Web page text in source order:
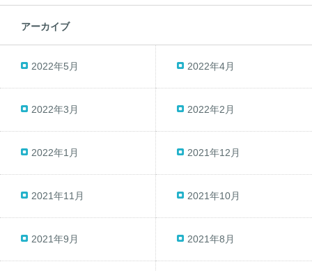
アーカイブ
2022年5月 2022年4月
2022年3月 2022年2月
2022年1月 2021年12月
2021年11月 2021年10月
2021年9月 2021年8月